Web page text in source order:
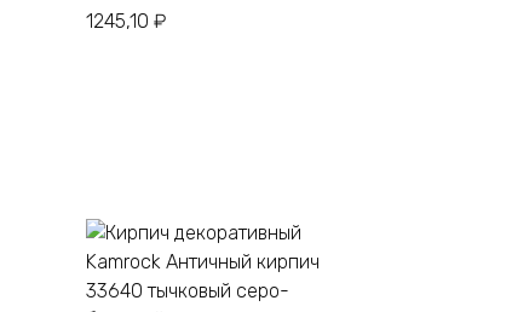
1245,10 ₽